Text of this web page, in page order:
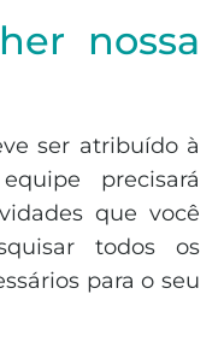
nossa
ser atribuído à
precisará
que você
todos os
para o seu